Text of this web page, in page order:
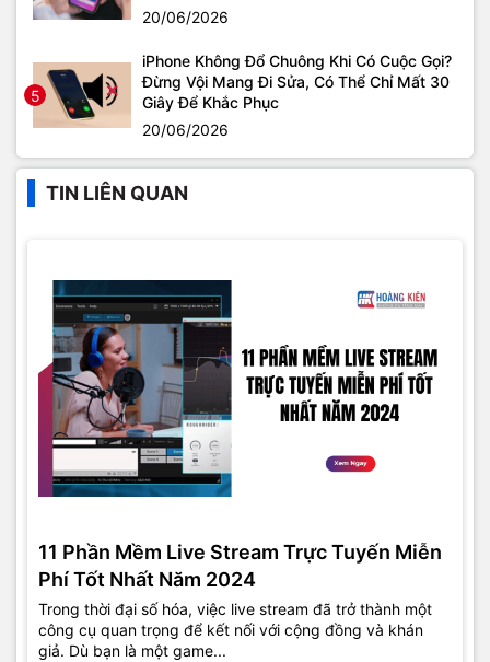
20/06/2026
5
iPhone Không Đổ Chuông Khi Có Cuộc Gọi?
Đừng Vội Mang Đi Sửa, Có Thể Chỉ Mất 30
Giây Để Khắc Phục
20/06/2026
TIN LIÊN QUAN
11 Phần Mềm Live Stream Trực Tuyến Miễn
Phí Tốt Nhất Năm 2024
Trong thời đại số hóa, việc live stream đã trở thành một
công cụ quan trọng để kết nối với cộng đồng và khán
giả. Dù bạn là một game...